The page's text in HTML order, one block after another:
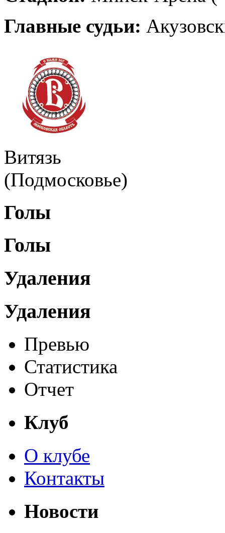
Главные судьи:
Витязь
(Подмосковье)
Голы
Голы
Удаления
Удаления
Превью
Статистика
Отчет
Клуб
О клубе
Контакты
Новости